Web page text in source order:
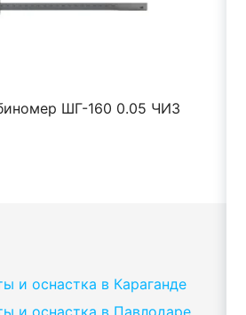
ШГ-160 0.05 ЧИЗ
и оснастка в Караганде
и оснастка в Павлодаре